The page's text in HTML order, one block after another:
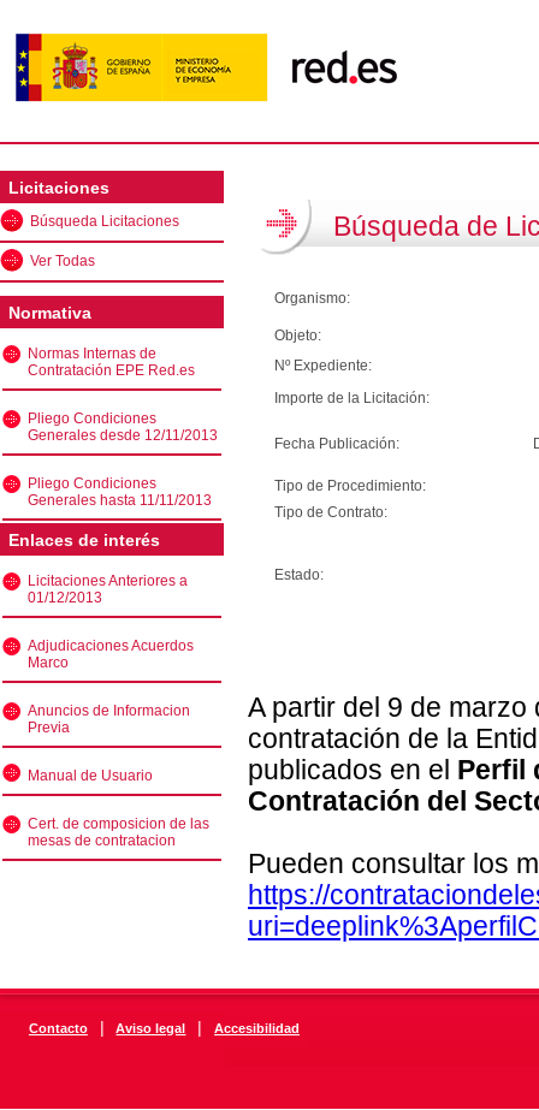
Licitaciones
Búsqueda Licitaciones
Ver Todas
Normativa
Normas Internas de
Contratación EPE Red.es
Pliego Condiciones
Generales desde 12/11/2013
Pliego Condiciones
Generales hasta 11/11/2013
Enlaces de interés
Licitaciones Anteriores a
01/12/2013
Adjudicaciones Acuerdos
Marco
Anuncios de Informacion
Previa
Manual de Usuario
Cert. de composicion de las
mesas de contratacion
Búsqueda de
Organismo:
Objeto:
Nº Expediente:
Importe de la Licitación:
Fecha Publicación:
Tipo de Procedimiento:
Tipo de Contrato:
Estado:
A partir del 9 de
contratación de la
publicados en el Perfil
Contratación del
Pueden consultar los
https://
Contacto | Aviso legal | Accesibilidad